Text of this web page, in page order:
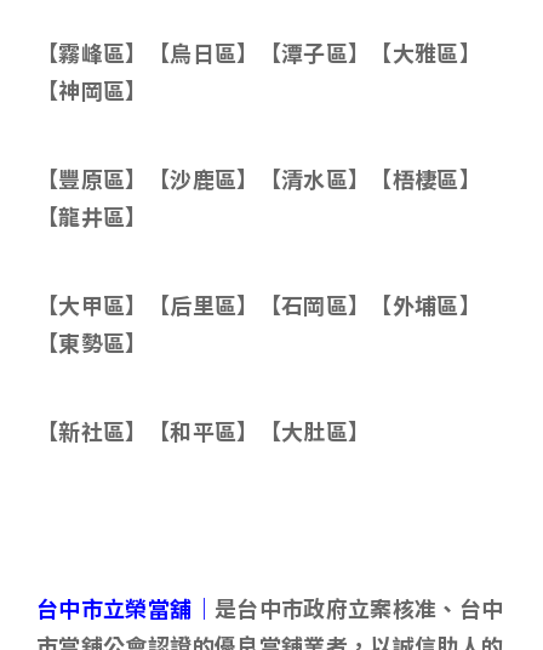
【霧峰區】【烏日區】【潭子區】【大雅區】
【神岡區】
【豐原區】【沙鹿區】【清水區】【梧棲區】
【龍井區】
【大甲區】【后里區】【石岡區】【外埔區】
【東勢區】
【新社區】【和平區】【大肚區】
台中市立榮當舖｜ 是台中市政府立案核准、台中